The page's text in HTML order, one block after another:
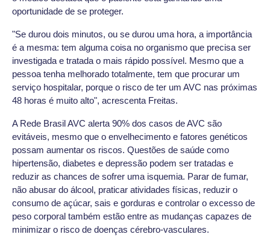
oportunidade de se proteger.
"Se durou dois minutos, ou se durou uma hora, a importância
é a mesma: tem alguma coisa no organismo que precisa ser
investigada e tratada o mais rápido possível. Mesmo que a
pessoa tenha melhorado totalmente, tem que procurar um
serviço hospitalar, porque o risco de ter um AVC nas próximas
48 horas é muito alto", acrescenta Freitas.
A Rede Brasil AVC alerta 90% dos casos de AVC são
evitáveis, mesmo que o envelhecimento e fatores genéticos
possam aumentar os riscos. Questões de saúde como
hipertensão, diabetes e depressão podem ser tratadas e
reduzir as chances de sofrer uma isquemia. Parar de fumar,
não abusar do álcool, praticar atividades físicas, reduzir o
consumo de açúcar, sais e gorduras e controlar o excesso de
peso corporal também estão entre as mudanças capazes de
minimizar o risco de doenças cérebro-vasculares.